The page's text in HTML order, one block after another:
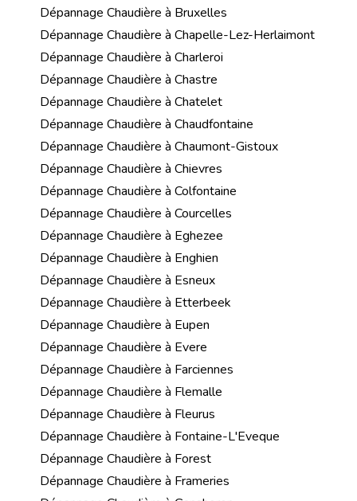
Dépannage Chaudière à Bruxelles
Dépannage Chaudière à Chapelle-Lez-Herlaimont
Dépannage Chaudière à Charleroi
Dépannage Chaudière à Chastre
Dépannage Chaudière à Chatelet
Dépannage Chaudière à Chaudfontaine
Dépannage Chaudière à Chaumont-Gistoux
Dépannage Chaudière à Chievres
Dépannage Chaudière à Colfontaine
Dépannage Chaudière à Courcelles
Dépannage Chaudière à Eghezee
Dépannage Chaudière à Enghien
Dépannage Chaudière à Esneux
Dépannage Chaudière à Etterbeek
Dépannage Chaudière à Eupen
Dépannage Chaudière à Evere
Dépannage Chaudière à Farciennes
Dépannage Chaudière à Flemalle
Dépannage Chaudière à Fleurus
Dépannage Chaudière à Fontaine-L'Eveque
Dépannage Chaudière à Forest
Dépannage Chaudière à Frameries